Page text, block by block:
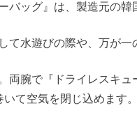
バッグ』は、製造元の
て水遊びの際や、万が一
両腕で『ドライレスキ
て空気を閉じ込めます。